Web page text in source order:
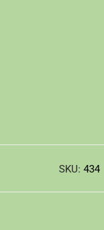
SKU: 434